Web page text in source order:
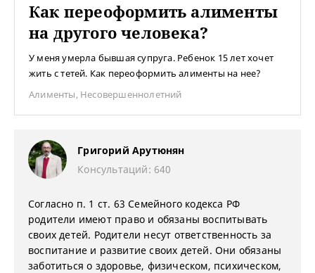
Как переоформить алименты
на другого человека?
У меня умерла бывшая супруга. Ребенок 15 лет хочет
жить с тетей. Как переоформить алименты на нее?
Алименты, Несовершеннолетний
Григорий Арутюнян
Консультаций: 640
Согласно п. 1 ст. 63 Семейного кодекса РФ
родители имеют право и обязаны воспитывать
своих детей. Родители несут ответственность за
воспитание и развитие своих детей. Они обязаны
заботиться о здоровье, физическом, психическом,